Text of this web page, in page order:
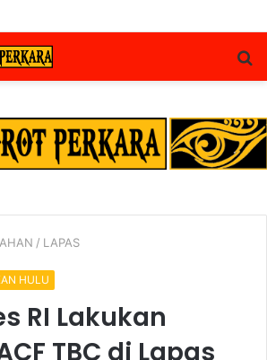
/ LAPAS
HULU
RI Lakukan
TBC di Lapas